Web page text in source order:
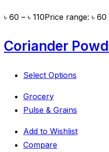
৳ 60 – ৳ 110Price range: ৳ 60
Coriander
Select Options
Grocery
Pulse & Grains
Add to Wishlist
Compare